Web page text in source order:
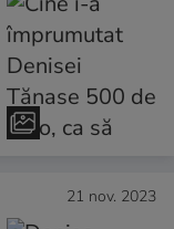
21 nov. 2023